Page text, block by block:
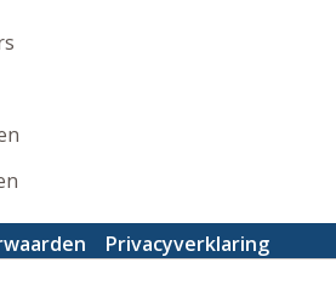
Privacyverklaring